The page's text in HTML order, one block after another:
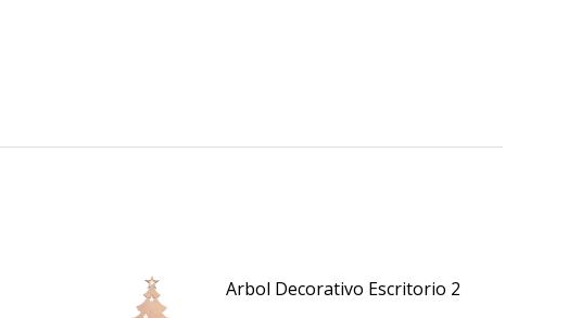
Arbol Decorativo Escritorio 2